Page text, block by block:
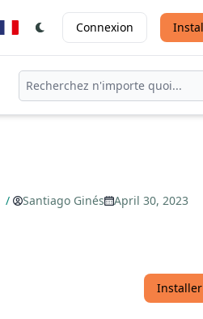
Connexion
/ Santiago Ginés
April 30, 2023